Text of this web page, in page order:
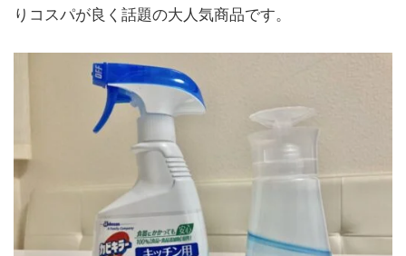
りコスパが良く話題の大人気商品です。